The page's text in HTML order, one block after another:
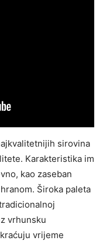
sirovina
Karakteristika im
kao zaseban
Široka paleta
vrhunsku
vrijeme